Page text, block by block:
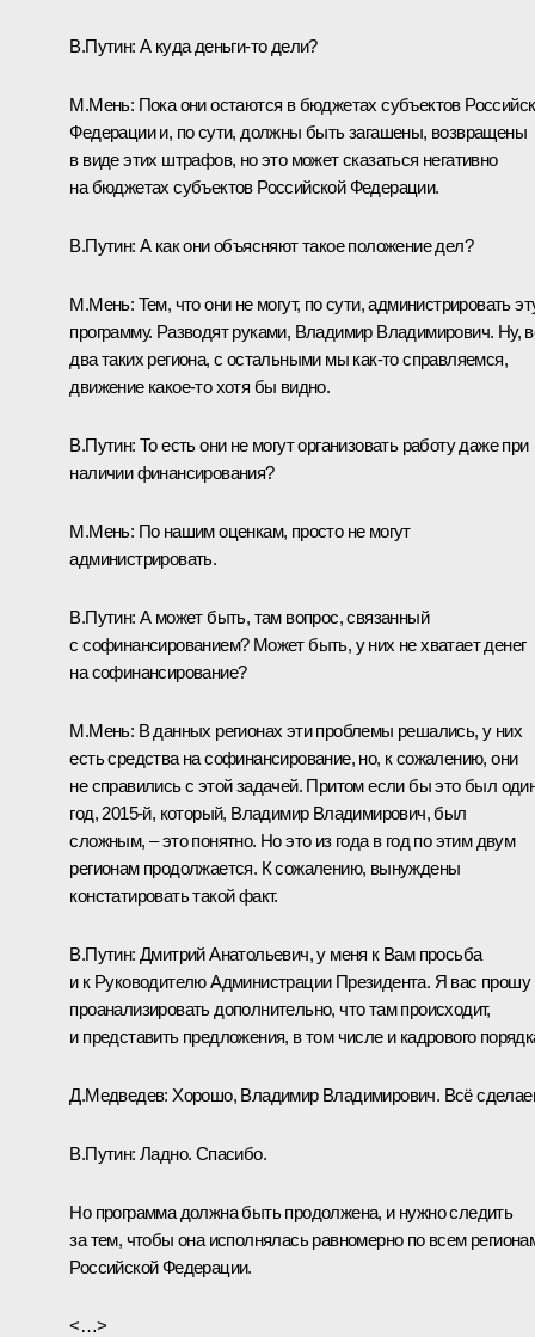
В.Путин: А куда деньги‑то дели?
М.Мень: Пока они остаются в бюджетах субъектов
Федерации и, по сути, должны быть загашены, возвращены
в виде этих штрафов, но это может сказаться негативно
на бюджетах субъектов Российской Федерации.
В.Путин: А как они объясняют такое положение дел?
М.Мень: Тем, что они не могут, по сути, администрировать
программу. Разводят руками, Владимир Владимирович. Ну,
два таких региона, с остальными мы как‑то справляемся,
движение какое‑то хотя бы видно.
В.Путин: То есть они не могут организовать работу даже при
наличии финансирования?
М.Мень: По нашим оценкам, просто не могут
администрировать.
В.Путин: А может быть, там вопрос, связанный
с софинансированием? Может быть, у них не хватает денег
на софинансирование?
М.Мень: В данных регионах эти проблемы решались, у них
есть средства на софинансирование, но, к сожалению, они
не справились с этой задачей. Притом если бы это был
год, 2015-й, который, Владимир Владимирович, был
сложным, – это понятно. Но это из года в год по этим двум
регионам продолжается. К сожалению, вынуждены
констатировать такой факт.
В.Путин: Дмитрий Анатольевич, у меня к Вам просьба
и к Руководителю Администрации Президента. Я вас прошу
проанализировать дополнительно, что там происходит,
и представить предложения, в том числе и кадрового
Д.Медведев: Хорошо, Владимир Владимирович. Всё
В.Путин: Ладно. Спасибо.
Но программа должна быть продолжена, и нужно следить
за тем, чтобы она исполнялась равномерно по всем
Российской Федерации.
<…>